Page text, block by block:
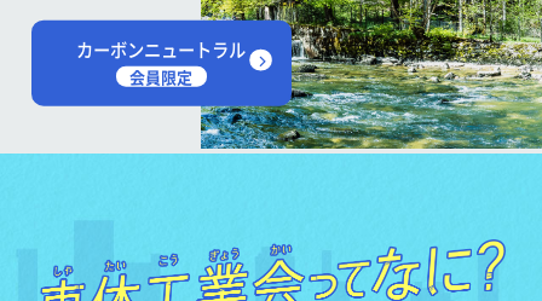
カーボンニュートラル
会員限定